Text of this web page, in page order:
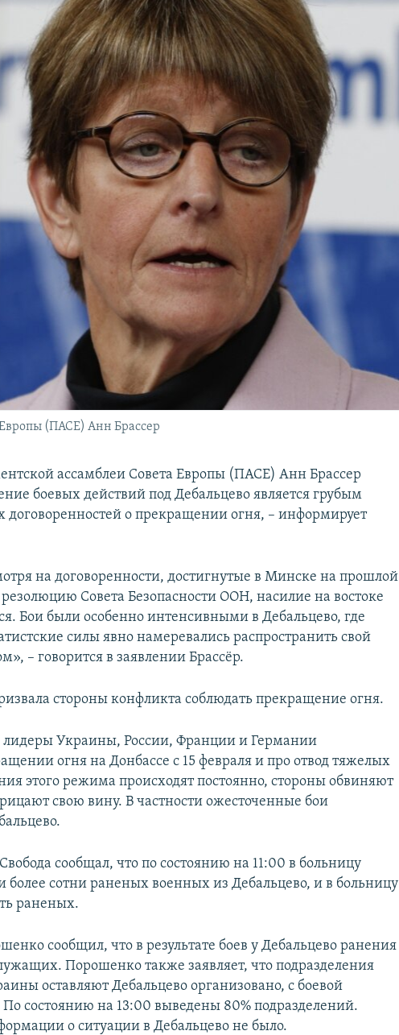
(ПАСЕ) Анн Брассер
ассамблеи Совета Европы (ПАСЕ) Анн Брассер
боевых действий под Дебальцево является грубым
о прекращении огня, – информирует
на договоренности, достигнутые в Минске на прошлой
Совета Безопасности ООН, насилие на востоке
Бои были особенно интенсивными в Дебальцево, где
силы явно намеревались распространить свой
– говорится в заявлении Брассёр.
стороны конфликта соблюдать прекращение огня.
лидеры Украины, России, Франции и Германии
огня на Донбассе с 15 февраля и про отвод тяжелых
этого режима происходят постоянно, стороны обвиняют
свою вину. В частности ожесточенные бои
сообщал, что по состоянию на 11:00 в больницу
более сотни раненых военных из Дебальцево, и в больницу
раненых.
сообщил, что в результате боев у Дебальцево ранения
Порошенко также заявляет, что подразделения
оставляют Дебальцево организовано, с боевой
состоянию на 13:00 выведены 80% подразделений.
о ситуации в Дебальцево не было.